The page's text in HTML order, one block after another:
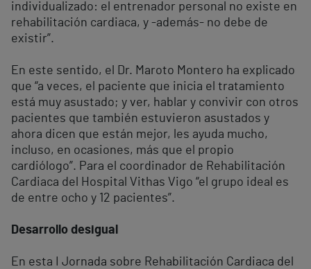
individualizado: el entrenador personal no existe en
rehabilitación cardiaca, y -además- no debe de
existir”.
En este sentido, el Dr. Maroto Montero ha explicado
que “a veces, el paciente que inicia el tratamiento
está muy asustado; y ver, hablar y convivir con otros
pacientes que también estuvieron asustados y
ahora dicen que están mejor, les ayuda mucho,
incluso, en ocasiones, más que el propio
cardiólogo”. Para el coordinador de Rehabilitación
Cardiaca del Hospital Vithas Vigo “el grupo ideal es
de entre ocho y 12 pacientes”.
Desarrollo desigual
En esta I Jornada sobre Rehabilitación Cardiaca del